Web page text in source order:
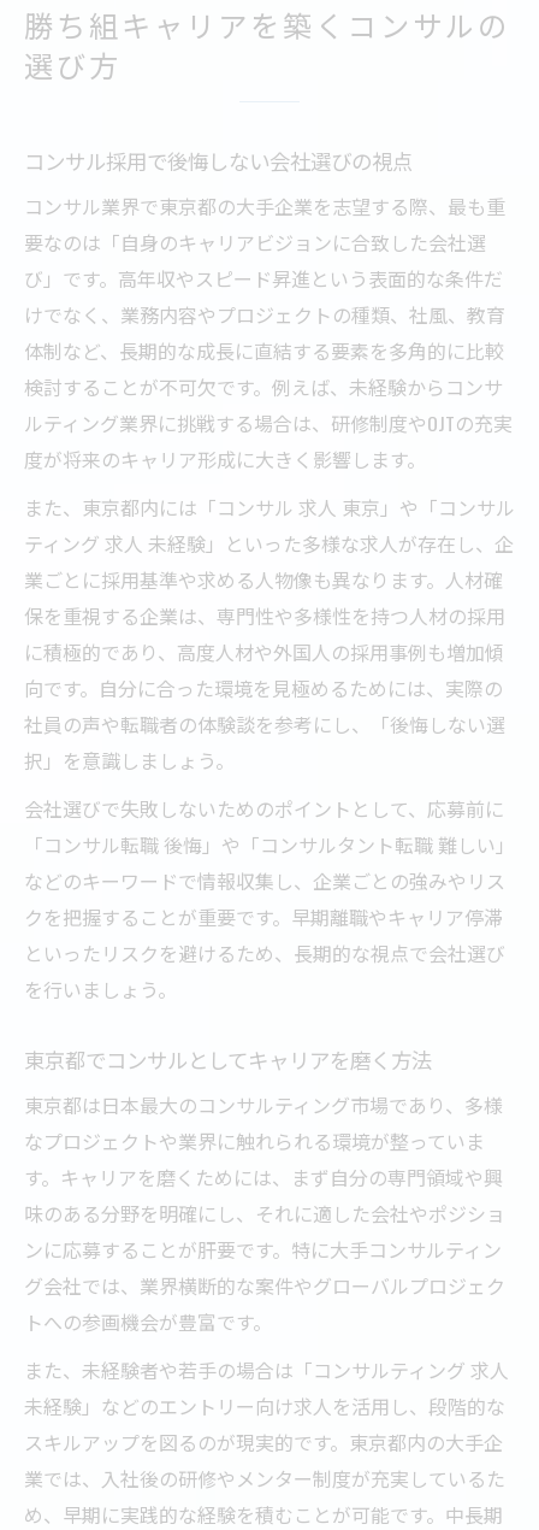
勝ち組キャリアを築くコンサルの
選び方
コンサル採用で後悔しない会社選びの視点
コンサル業界で東京都の大手企業を志望する際、最も重
要なのは「自身のキャリアビジョンに合致した会社選
び」です。高年収やスピード昇進という表面的な条件だ
けでなく、業務内容やプロジェクトの種類、社風、教育
体制など、長期的な成長に直結する要素を多角的に比較
検討することが不可欠です。例えば、未経験からコンサ
ルティング業界に挑戦する場合は、研修制度やOJTの充実
度が将来のキャリア形成に大きく影響します。
また、東京都内には「コンサル 求人 東京」や「コンサル
ティング 求人 未経験」といった多様な求人が存在し、企
業ごとに採用基準や求める人物像も異なります。人材確
保を重視する企業は、専門性や多様性を持つ人材の採用
に積極的であり、高度人材や外国人の採用事例も増加傾
向です。自分に合った環境を見極めるためには、実際の
社員の声や転職者の体験談を参考にし、「後悔しない選
択」を意識しましょう。
会社選びで失敗しないためのポイントとして、応募前に
「コンサル転職 後悔」や「コンサルタント転職 難しい」
などのキーワードで情報収集し、企業ごとの強みやリス
クを把握することが重要です。早期離職やキャリア停滞
といったリスクを避けるため、長期的な視点で会社選び
を行いましょう。
東京都でコンサルとしてキャリアを磨く方法
東京都は日本最大のコンサルティング市場であり、多様
なプロジェクトや業界に触れられる環境が整っていま
す。キャリアを磨くためには、まず自分の専門領域や興
味のある分野を明確にし、それに適した会社やポジショ
ンに応募することが肝要です。特に大手コンサルティン
グ会社では、業界横断的な案件やグローバルプロジェク
トへの参画機会が豊富です。
また、未経験者や若手の場合は「コンサルティング 求人
未経験」などのエントリー向け求人を活用し、段階的な
スキルアップを図るのが現実的です。東京都内の大手企
業では、入社後の研修やメンター制度が充実しているた
め、早期に実践的な経験を積むことが可能です。中長期